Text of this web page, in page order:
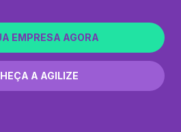
EMPRESA AGORA
A AGILIZE